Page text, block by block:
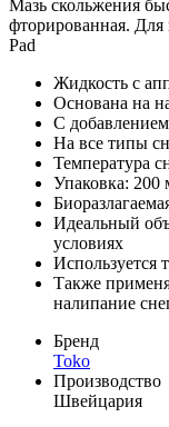
Мазь скольжения
фторированная. Для
Pad
Жидкость с
Основана на
С
На все типы
Температура
Упаковка: 200
Идеальный
условиях
Используется
Также
налипание
Бренд
Toko
Производство
Швейцария